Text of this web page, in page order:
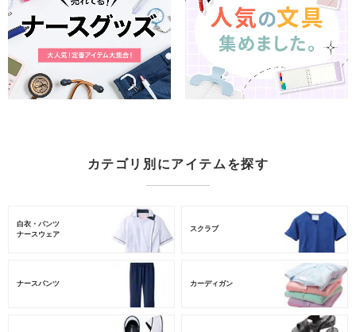
カテゴリ別にアイテムを探す
白衣・パンツ
ナースウェア
スクラブ
ナースパンツ カーディガン